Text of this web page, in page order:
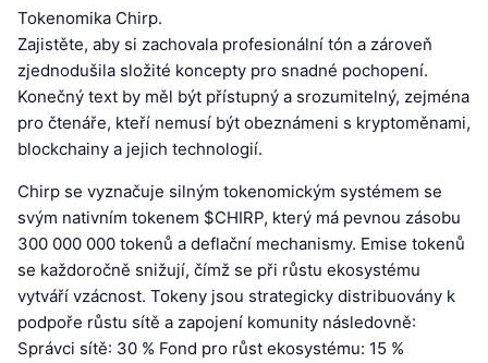
Tokenomika Chirp.
Zajistěte, aby si zachovala profesionální tón a zároveň
zjednodušila složité koncepty pro snadné pochopení.
Konečný text by měl být přístupný a srozumitelný, zejména
pro čtenáře, kteří nemusí být obeznámeni s kryptoměnami,
blockchainy a jejich technologií.
Chirp se vyznačuje silným tokenomickým systémem se
svým nativním tokenem $CHIRP, který má pevnou zásobu
300 000 000 tokenů a deflační mechanismy. Emise tokenů
se každoročně snižují, čímž se při růstu ekosystému
vytváří vzácnost. Tokeny jsou strategicky distribuovány k
podpoře růstu sítě a zapojení komunity následovně:
Správci sítě: 30 % Fond pro růst ekosystému: 15 %